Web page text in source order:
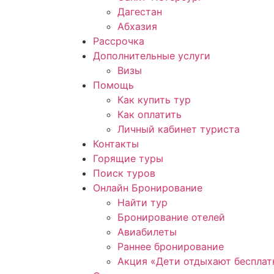
Дагестан
Абхазия
Рассрочка
Дополнительные услуги
Визы
Помощь
Как купить тур
Как оплатить
Личный кабинет туриста
Контакты
Горящие туры
Поиск туров
Онлайн Бронирование
Найти тур
Бронирование отелей
Авиабилеты
Раннее бронирование
Акция «Дети отдыхают